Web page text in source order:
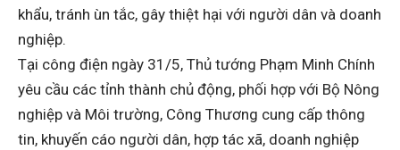
khẩu, tránh ùn tắc, gây thiệt hại với người dân và doanh
nghiệp.
Tại công điện ngày 31/5, Thủ tướng Phạm Minh Chính
yêu cầu các tỉnh thành chủ động, phối hợp với Bộ Nông
nghiệp và Môi trường, Công Thương cung cấp thông
tin, khuyến cáo người dân, hợp tác xã, doanh nghiệp